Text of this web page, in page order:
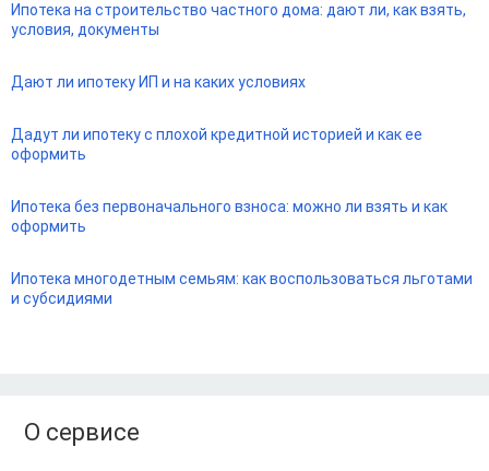
Ипотека на строительство частного дома: дают ли, как взять,
условия, документы
Дают ли ипотеку ИП и на каких условиях
Дадут ли ипотеку с плохой кредитной историей и как ее
оформить
Ипотека без первоначального взноса: можно ли взять и как
оформить
Ипотека многодетным семьям: как воспользоваться льготами
и субсидиями
О сервисе